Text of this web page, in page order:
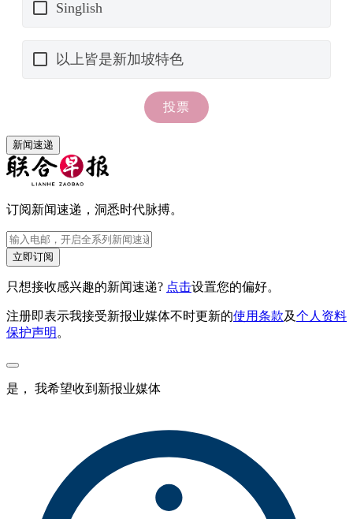
新闻速递
订阅新闻速递，洞悉时代脉搏。
立即订阅
只想接收感兴趣的新闻速递? 点击设置您的偏好。
注册即表示我接受新报业媒体不时更新的使用条款及个人资料
保护声明 。
是， 我希望收到新报业媒体